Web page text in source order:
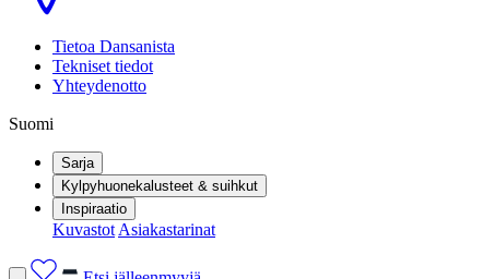
Tietoa Dansanista
Tekniset tiedot
Yhteydenotto
Suomi
Sarja
Kylpyhuonekalusteet & suihkut
Inspiraatio
Kuvastot Asiakastarinat